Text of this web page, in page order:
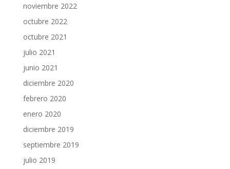
noviembre 2022
octubre 2022
octubre 2021
julio 2021
junio 2021
diciembre 2020
febrero 2020
enero 2020
diciembre 2019
septiembre 2019
julio 2019